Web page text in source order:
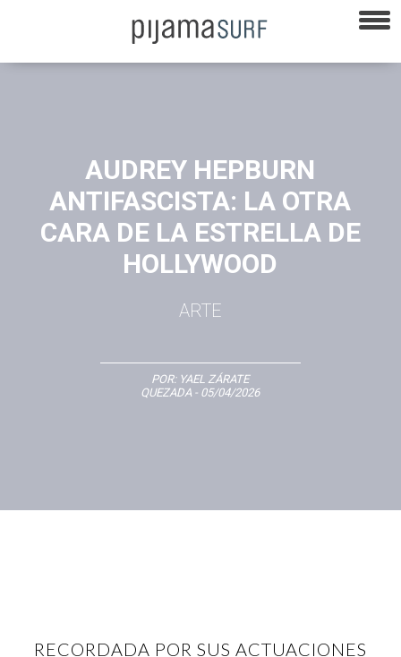
AUDREY HEPBURN
ANTIFASCISTA: LA OTRA
CARA DE LA ESTRELLA DE
HOLLYWOOD
ARTE
POR: YAEL ZÁRATE
QUEZADA - 05/04/2026
RECORDADA POR SUS ACTUACIONES